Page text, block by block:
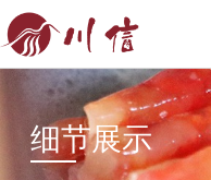
细节展示